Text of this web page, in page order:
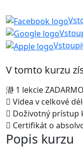
V tomto kurzu
1 lekcie ZADARMO
Videa v celkové
Doživotný prístup
Certifikát o
Popis kurzu